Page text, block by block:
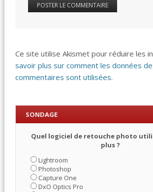
Ce site utilise Akismet pour réduire les
savoir plus sur comment les données
commentaires sont utilisées.
SONDAGE
Quel logiciel de retouche photo
plus ?
Lightroom
Photoshop
Capture One
DxO Optics Pro